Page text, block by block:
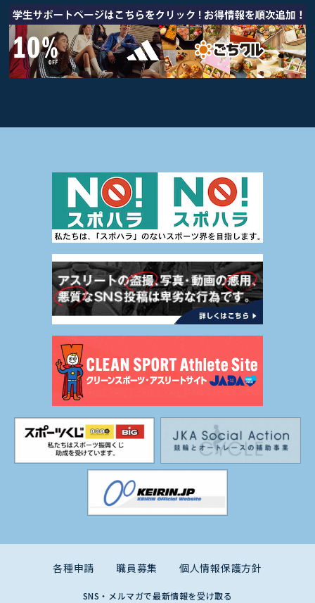
各種申請 職員募集 個人情報保護方針
SNS・メルマガで最新情報を受け取る